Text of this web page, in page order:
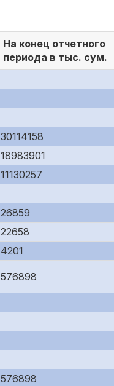
На конец отчетного
периода в тыс. сум.
30114158
18983901
11130257
26859
22658
4201
576898
576898